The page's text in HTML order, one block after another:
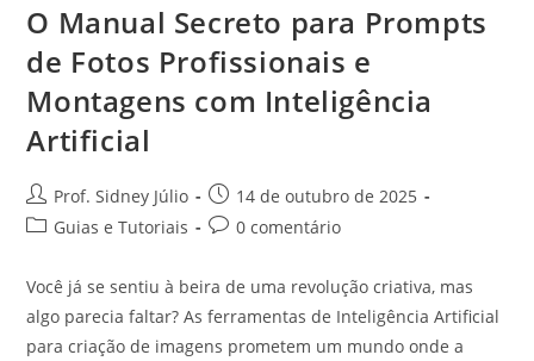
O Manual Secreto para Prompts
de Fotos Profissionais e
Montagens com Inteligência
Artificial
Prof. Sidney Júlio
14 de outubro de 2025
Guias e Tutoriais
0 comentário
Você já se sentiu à beira de uma revolução criativa, mas
algo parecia faltar? As ferramentas de Inteligência Artificial
para criação de imagens prometem um mundo onde a